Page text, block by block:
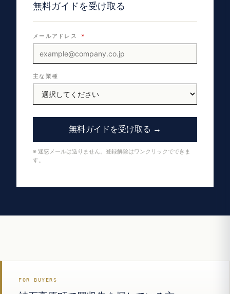
無料ガイドを受け取る
メールアドレス *
主な業種
無料ガイドを受け取る →
※ 迷惑メールは送りません。登録解除はワンクリックでできま
す。
FOR BUYERS